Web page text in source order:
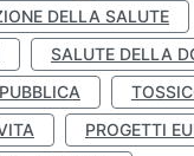
DELLA SALUTE
SALUTE DELLA
PROGETTI